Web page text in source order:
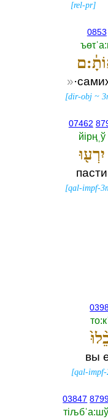
[rel-pr]
0853
»
[dir-obj ~
07462
йiрңˌў
יִרְע֖וּ
пасти
[qal-impf-
вы
[qal-impf-
03847
тiљбˈа:шў